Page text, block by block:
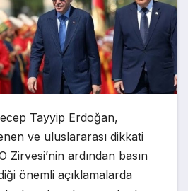
Tayyip Erdoğan,
ve uluslararası dikkati
Zirvesi’nin ardından basın
önemli açıklamalarda